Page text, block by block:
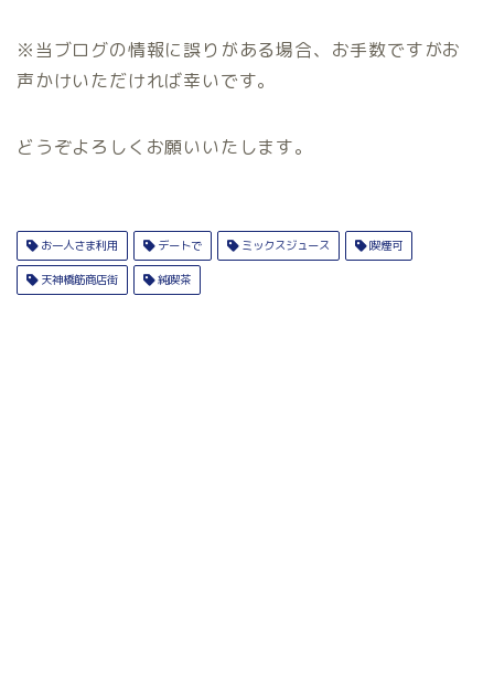
※当ブログの情報に誤りがある場合、お手数ですがお
声かけいただければ幸いです。
どうぞよろしくお願いいたします。
お一人さま利用 デートで ミックスジュース 喫煙可
天神橋筋商店街 純喫茶